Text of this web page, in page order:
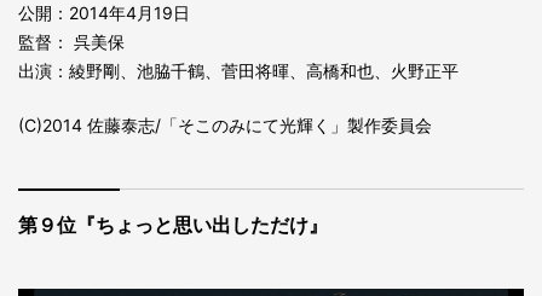
公開：2014年4月19日
監督： 呉美保
出演：綾野剛、池脇千鶴、菅田将暉、高橋和也、火野正平
(C)2014 佐藤泰志/「そこのみにて光輝く」製作委員会
第９位『ちょっと思い出しただけ』